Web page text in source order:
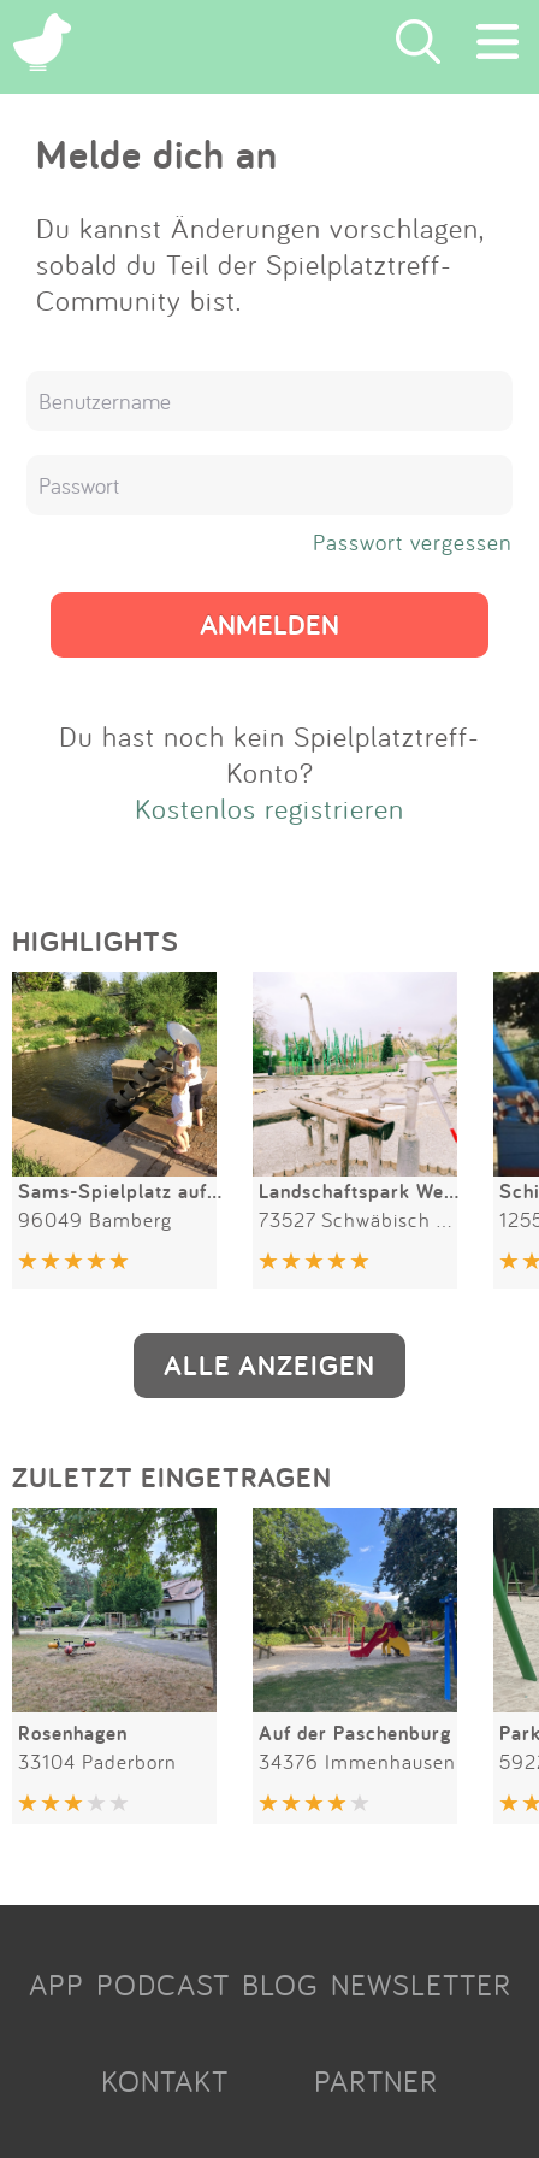
×
Suchen
Eintragen
App
Impressum
Anmelden
Melde dich an
Du kannst Änderungen vorschlagen,
sobald du Teil der Spielplatztreff-
Community bist.
Passwort vergessen
Du hast noch kein Spielplatztreff-
Konto?
Kostenlos registrieren
HIGHLIGHTS
Sams-Spielplatz auf der ERBA-Insel
96049 Bamberg
Landschaftspark Wetzgau
ALLE ANZEIGEN
ZULETZT EINGETRAGEN
Rosenhagen
33104 Paderborn
Auf der Paschenburg
34376 Immenhausen
APP PODCAST BLOG NEWSLETTER
KONTAKT PARTNER